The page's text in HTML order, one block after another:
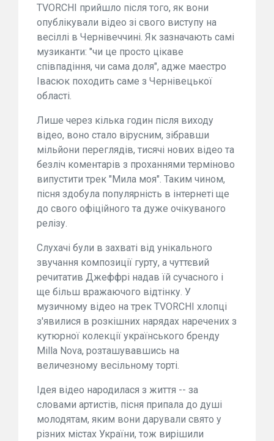
TVORCHI прийшло після того, як вони
опублікували відео зі свого виступу на
весіллі в Чернівеччині. Як зазначають самі
музиканти: "чи це просто цікаве
співпадіння, чи сама доля", адже маестро
Івасюк походить саме з Чернівецької
області.
Лише через кілька годин після виходу
відео, воно стало вірусним, зібравши
мільйони переглядів, тисячі нових відео та
безліч коментарів з проханнями терміново
випустити трек "Мила моя". Таким чином,
пісня здобула популярність в інтернеті ще
до свого офіційного та дуже очікуваного
релізу.
Слухачі були в захваті від унікального
звучання композиції гурту, а чуттєвий
речитатив Джеффрі надав їй сучасного і
ще більш вражаючого відтінку. У
музичному відео на трек TVORCHI хлопці
з'явилися в розкішних нарядах наречених з
кутюрної колекції українського бренду
Milla Nova, розташувавшись на
величезному весільному торті.
Ідея відео народилася з життя -- за
словами артистів, пісня припала до душі
молодятам, яким вони дарували свято у
різних містах України, тож вирішили